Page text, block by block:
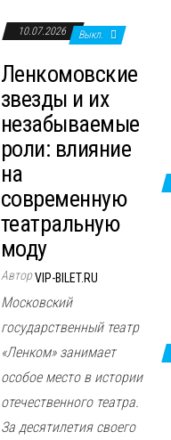
10.07.2026 Выкл.
Ленкомовские
звезды и их
незабываемые
роли: влияние
на
современную
театральную
моду
АвторVIP-BILET.RU
Московский
государственный театр
«Ленком» занимает
особое место в истории
отечественного театра.
За десятилетия своего